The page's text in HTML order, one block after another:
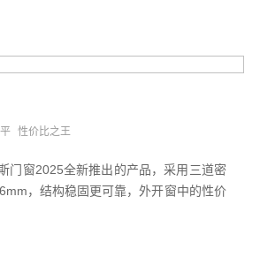
性价比之王
门窗2025全新推出的产品，采用三道密
，结构稳固更可靠，外开窗中的性价